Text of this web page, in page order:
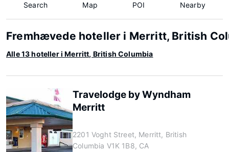
Search Map POI Nearby
Fremhævede hoteller i Merritt, British
Alle 13 hoteller i Merritt, British Columbia
Travelodge by Wyndham
Merritt
2201 Voght Street, Merritt, British
Columbia V1K 1B8, CA